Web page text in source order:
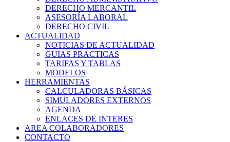
DERECHO MERCANTIL
ASESORÍA LABORAL
DERECHO CIVIL
ACTUALIDAD
NOTICIAS DE ACTUALIDAD
GUIAS PRACTICAS
TARIFAS Y TABLAS
MODELOS
HERRAMIENTAS
CALCULADORAS BÁSICAS
SIMULADORES EXTERNOS
AGENDA
ENLACES DE INTERES
AREA COLABORADORES
CONTACTO